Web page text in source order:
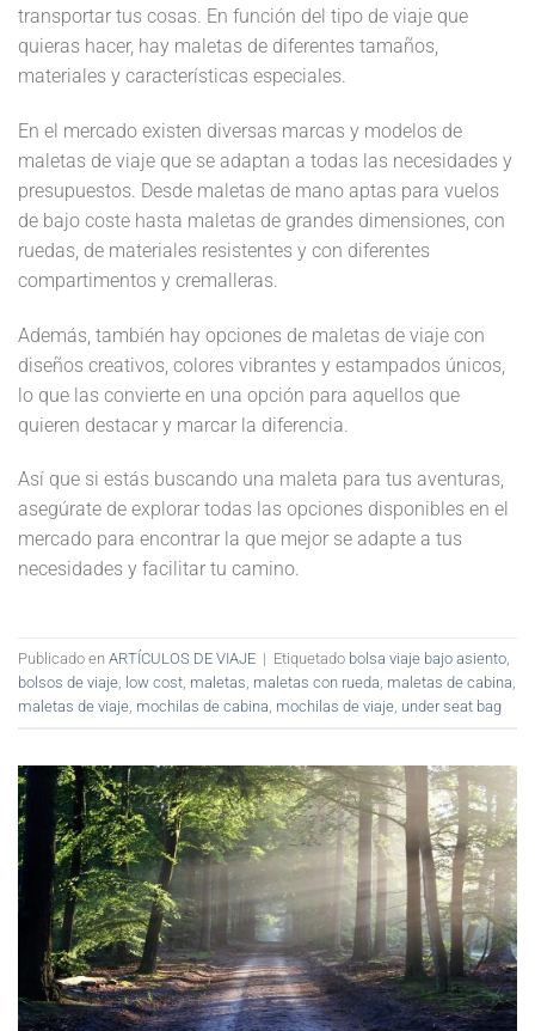
transportar tus cosas. En función del tipo de viaje que
quieras hacer, hay maletas de diferentes tamaños,
materiales y características especiales.
En el mercado existen diversas marcas y modelos de
maletas de viaje que se adaptan a todas las necesidades y
presupuestos. Desde maletas de mano aptas para vuelos
de bajo coste hasta maletas de grandes dimensiones, con
ruedas, de materiales resistentes y con diferentes
compartimentos y cremalleras.
Además, también hay opciones de maletas de viaje con
diseños creativos, colores vibrantes y estampados únicos,
lo que las convierte en una opción para aquellos que
quieren destacar y marcar la diferencia.
Así que si estás buscando una maleta para tus aventuras,
asegúrate de explorar todas las opciones disponibles en el
mercado para encontrar la que mejor se adapte a tus
necesidades y facilitar tu camino.
Publicado en ARTÍCULOS DE VIAJE | Etiquetado bolsa viaje bajo asiento
bolsos de viaje low cost maletas maletas con rueda maletas de cabina
maletas de viaje mochilas de cabina mochilas de viaje under seat bag